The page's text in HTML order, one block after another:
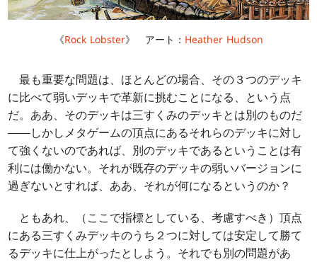
《Rock Lobster》 アート： Heather Hudson
最も重要な問題は、ほとんどの場合、その３つのデッキ
に比べて弱いデッキで革新に挑むことになる、という点
だ。ああ、そのデッキは三すくみのデッキとは別のものだ
――しかしメタゲームの頂点にあるそれらのデッキに対し
て強くないのであれば、別のデッキであるということは有
利には働かない。それが既存のデッキの弱いバージョンに
過ぎないとすれば、ああ、それが何になるというのか？
ともあれ、（ここで指標としている、考慮すべき）頂点
にある三すくみデッキのうち２つに対しては安定して勝て
るデッキに仕上がったとしよう。それでも別の問題があ